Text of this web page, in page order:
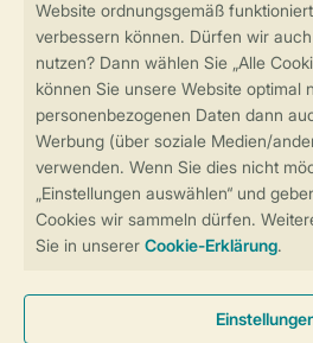
Sicherstellung
Sicher und schnell zur
Sichere Datenübertragung
Sicheres Bezahlen